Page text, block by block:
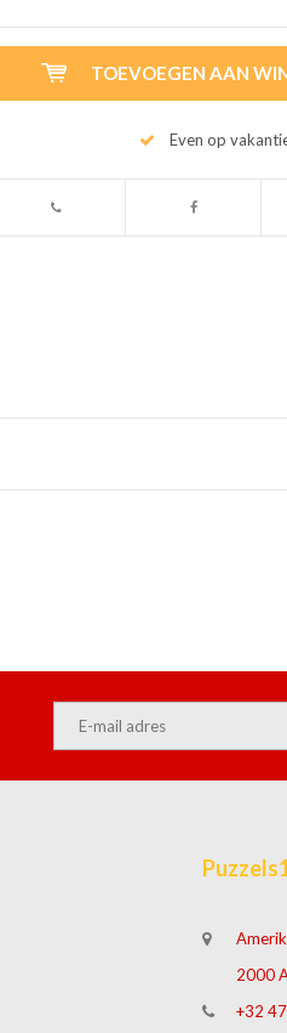
TOEVOEGEN AAN
Even op
2000
+32